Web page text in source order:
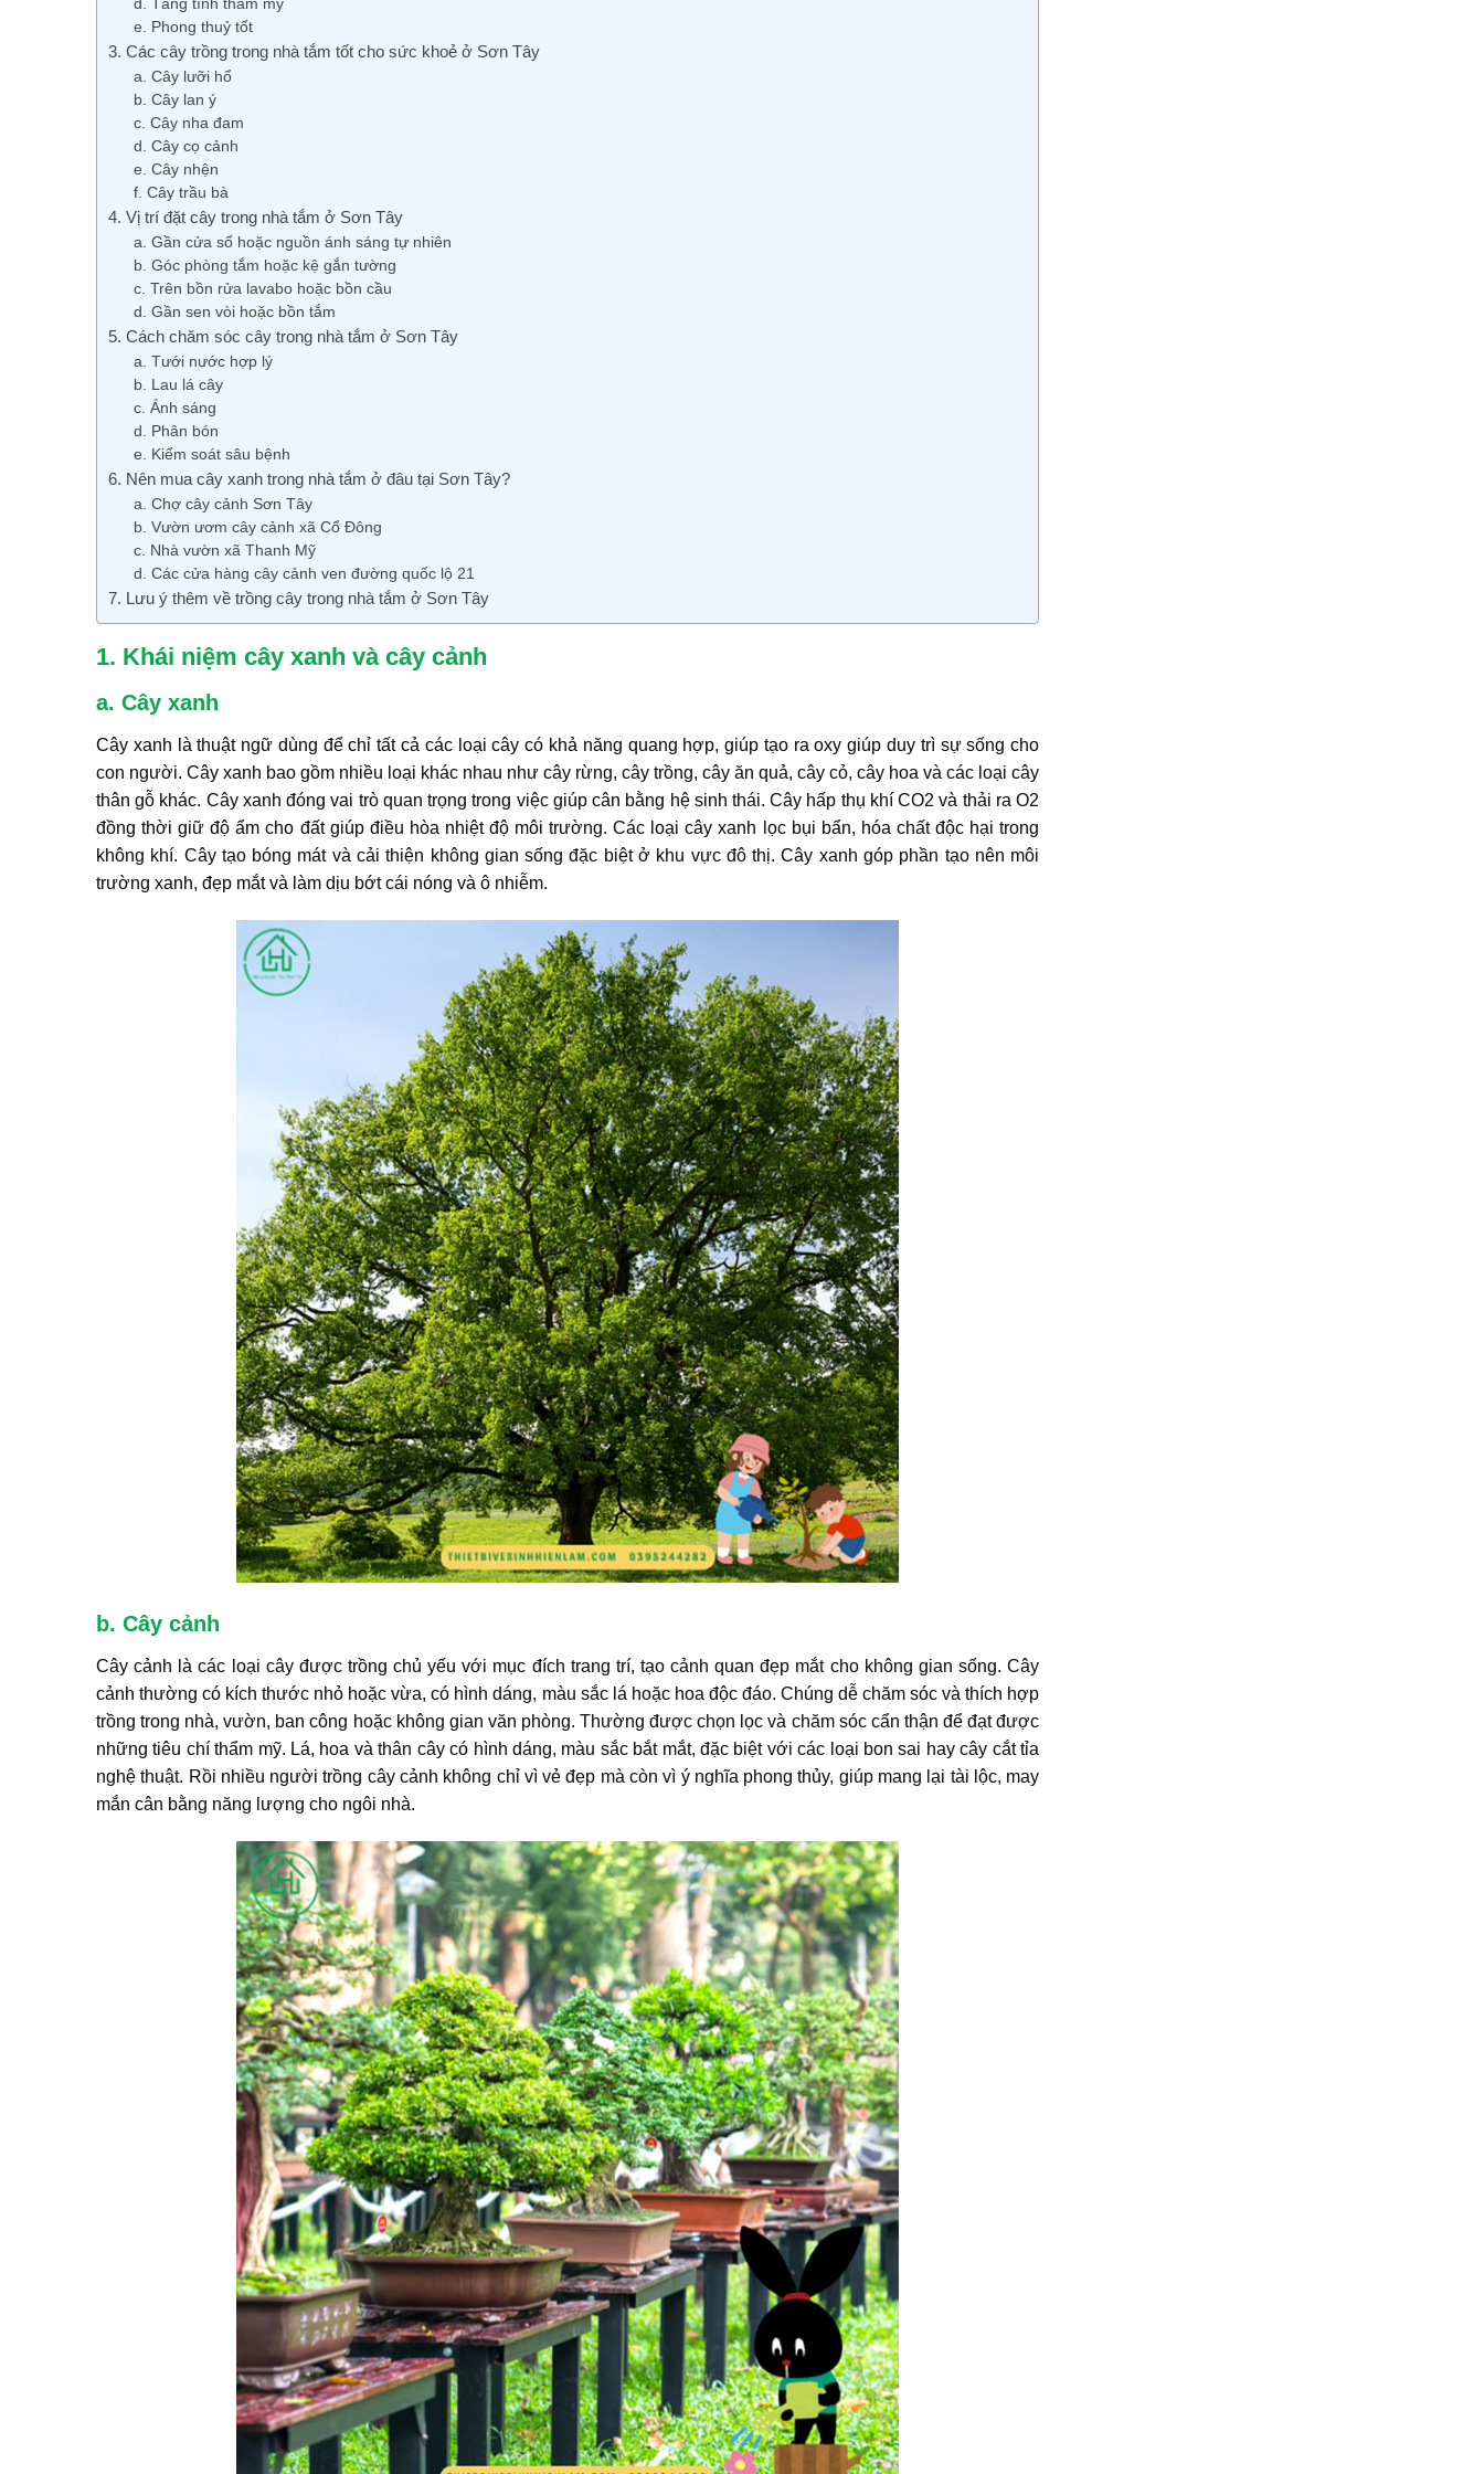
d. Tăng tính thẩm mỹ
e. Phong thuỷ tốt
3. Các cây trồng trong nhà tắm tốt cho sức khoẻ ở Sơn Tây
a. Cây lưỡi hổ
b. Cây lan ý
c. Cây nha đam
d. Cây cọ cảnh
e. Cây nhện
f. Cây trầu bà
4. Vị trí đặt cây trong nhà tắm ở Sơn Tây
a. Gần cửa sổ hoặc nguồn ánh sáng tự nhiên
b. Góc phòng tắm hoặc kệ gắn tường
c. Trên bồn rửa lavabo hoặc bồn cầu
d. Gần sen vòi hoặc bồn tắm
5. Cách chăm sóc cây trong nhà tắm ở Sơn Tây
a. Tưới nước hợp lý
b. Lau lá cây
c. Ánh sáng
d. Phân bón
e. Kiểm soát sâu bệnh
6. Nên mua cây xanh trong nhà tắm ở đâu tại Sơn Tây?
a. Chợ cây cảnh Sơn Tây
b. Vườn ươm cây cảnh xã Cổ Đông
c. Nhà vườn xã Thanh Mỹ
d. Các cửa hàng cây cảnh ven đường quốc lộ 21
7. Lưu ý thêm về trồng cây trong nhà tắm ở Sơn Tây
1. Khái niệm cây xanh và cây cảnh
a. Cây xanh
Cây xanh là thuật ngữ dùng để chỉ tất cả các loại cây có khả năng quang hợp, giúp tạo ra oxy giúp duy trì sự sống cho
con người. Cây xanh bao gồm nhiều loại khác nhau như cây rừng, cây trồng, cây ăn quả, cây cỏ, cây hoa và các loại cây
thân gỗ khác. Cây xanh đóng vai trò quan trọng trong việc giúp cân bằng hệ sinh thái. Cây hấp thụ khí CO2 và thải ra O2
đồng thời giữ độ ẩm cho đất giúp điều hòa nhiệt độ môi trường. Các loại cây xanh lọc bụi bẩn, hóa chất độc hại trong
không khí. Cây tạo bóng mát và cải thiện không gian sống đặc biệt ở khu vực đô thị. Cây xanh góp phần tạo nên môi
trường xanh, đẹp mắt và làm dịu bớt cái nóng và ô nhiễm.
b. Cây cảnh
Cây cảnh là các loại cây được trồng chủ yếu với mục đích trang trí, tạo cảnh quan đẹp mắt cho không gian sống. Cây
cảnh thường có kích thước nhỏ hoặc vừa, có hình dáng, màu sắc lá hoặc hoa độc đáo. Chúng dễ chăm sóc và thích hợp
trồng trong nhà, vườn, ban công hoặc không gian văn phòng. Thường được chọn lọc và chăm sóc cẩn thận để đạt được
những tiêu chí thẩm mỹ. Lá, hoa và thân cây có hình dáng, màu sắc bắt mắt, đặc biệt với các loại bon sai hay cây cắt tỉa
nghệ thuật. Rồi nhiều người trồng cây cảnh không chỉ vì vẻ đẹp mà còn vì ý nghĩa phong thủy, giúp mang lại tài lộc, may
mắn cân bằng năng lượng cho ngôi nhà.